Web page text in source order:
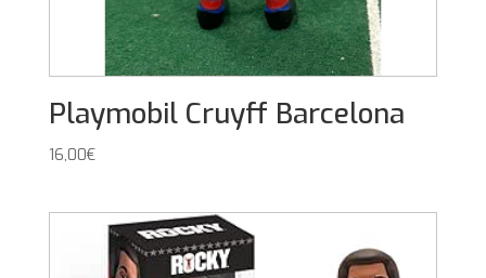
Playmobil Cruyff Barcelona
16,00€